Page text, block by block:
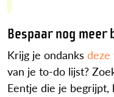
Bespaar nog meer
Krijg je ondanks deze
van je to-do lijst?
Eentje die je